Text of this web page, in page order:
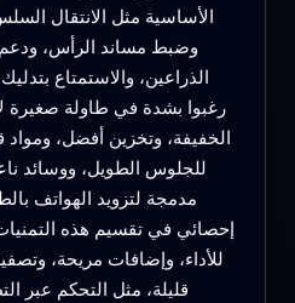
الأساسية مثل الانتقال
وضبط مساند الرأس،
الذراعين، والاستمتاع
رغبوا بشدة في طاولة صغيرة
الخفيفة، وتخزين أفضل، ومواد
للجلوس الطويل، ووسائد
مدمجة لتزويد الهواتف
إحصائي في تقسيم هذه
للأداء، وإضافات مريحة،
قليلة، مثل التحكم عبر